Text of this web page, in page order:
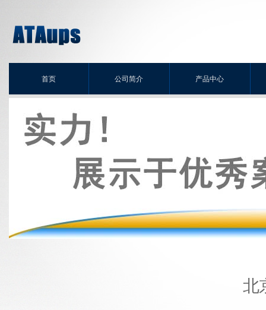
首页 公司简介 产品中心
北